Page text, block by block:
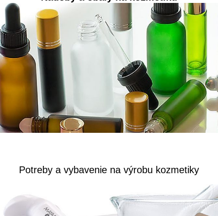
Potreby a vybavenie na výrobu kozmetiky